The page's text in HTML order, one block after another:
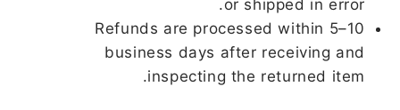
or shipped in error.
Refunds are processed within 5–10
business days after receiving and
inspecting the returned item.